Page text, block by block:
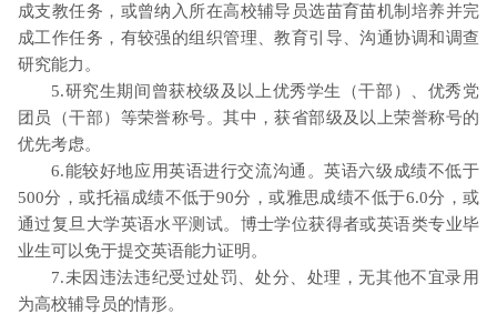
成支教任务，或曾纳入所在高校辅导员选苗育苗机制培养并完
成工作任务，有较强的组织管理、教育引导、沟通协调和调查
研究能力。
5.研究生期间曾获校级及以上优秀学生（干部）、优秀党
团员（干部）等荣誉称号。其中，获省部级及以上荣誉称号的
优先考虑。
6.能较好地应用英语进行交流沟通。英语六级成绩不低于
500分，或托福成绩不低于90分，或雅思成绩不低于6.0分，或
通过复旦大学英语水平测试。博士学位获得者或英语类专业毕
业生可以免于提交英语能力证明。
7.未因违法违纪受过处罚、处分、处理，无其他不宜录用
为高校辅导员的情形。